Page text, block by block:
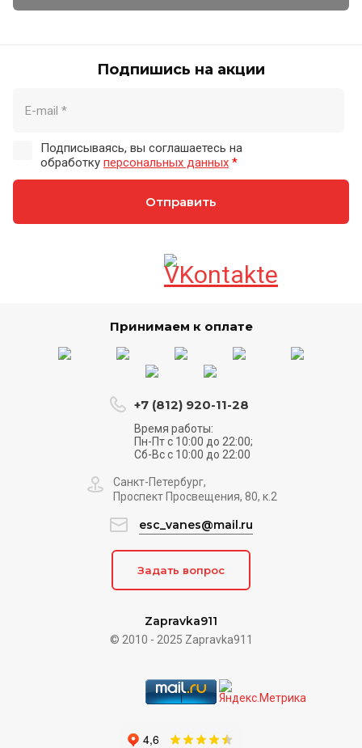
Подпишись на акции
Подписываясь, вы соглашаетесь на
обработку персональных данных *
Отправить
Принимаем к оплате
Zapravka911
© 2010 - 2025 Zapravka911
+7 (812) 920-11-28
Время работы:
Пн-Пт с 10:00 до 22:00;
Сб-Вс с 10:00 до 22:00
Санкт-Петербург,
Проспект Просвещения, 80, к.2
esc_vanes@mail.ru
Задать вопрос